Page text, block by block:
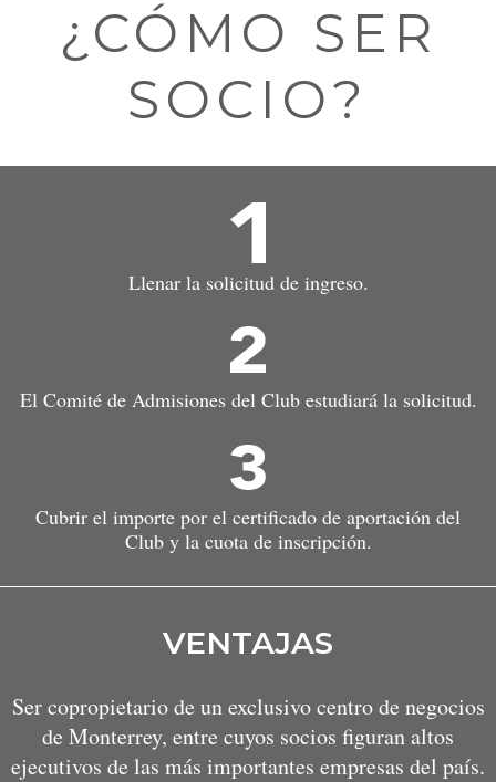
¿CÓMO SER
SOCIO?
Llenar la solicitud de ingreso.
El Comité de Admisiones del Club estudiará la solicitud.
Cubrir el importe por el certificado de aportación del
Club y la cuota de inscripción.
VENTAJAS
Ser copropietario de un exclusivo centro de negocios
de Monterrey, entre cuyos socios figuran altos
ejecutivos de las más importantes empresas del país.